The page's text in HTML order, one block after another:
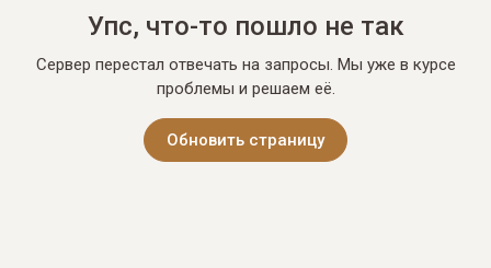
Упс, что-то пошло не так
Сервер перестал отвечать на запросы. Мы уже в курсе
проблемы и решаем её.
Обновить страницу